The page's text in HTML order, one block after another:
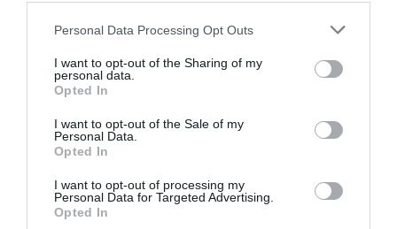
Personal Data Processing Opt Outs
I want to opt-out of the Sharing of my
personal data.
Opted In
I want to opt-out of the Sale of my
Personal Data.
Opted In
I want to opt-out of processing my
Personal Data for Targeted Advertising.
Opted In
Manfoua commenté l'article :
une saison record malgré le contexte géopolitique
TFFRYYZa commenté l'article :
Pointe‑à‑Pitre – Panama City : Air France ouvre un pont